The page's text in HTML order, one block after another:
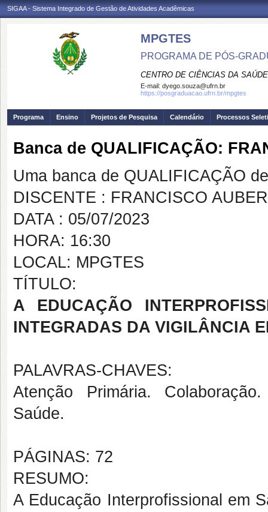
SIGAA - Sistema Integrado de Gestão de Atividades Acadêmicas
MPGTES
PROGRAMA DE PÓS-
CENTRO DE CIÊNCIAS DA SAÚDE
E-mail: dyego.souza@ufrn.br
https://posgraduacao.ufrn.br/mpgtes
Programa Ensino Projetos de Pesquisa Calendário Processos
Banca de QUALIFICAÇÃO:
Uma banca de QUALIFICAÇÃO
DISCENTE : FRANCISCO
DATA : 05/07/2023
HORA: 16:30
LOCAL: MPGTES
TÍTULO:
A EDUCAÇÃO
INTEGRADAS DA VIGILÂNCIA
PALAVRAS-CHAVES:
Atenção Primária.
Saúde.
PÁGINAS: 72
RESUMO:
A Educação Interprofissional em